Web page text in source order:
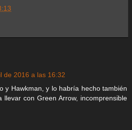
de 2016 a las 16:32
y Hawkman, y lo habría hecho también
llevar con Green Arrow, incomprensible